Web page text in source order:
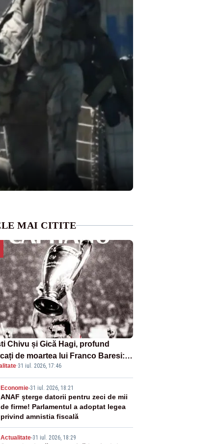
MAI CITITE
Chivu și Gică Hagi, profund
de moartea lui Franco Baresi:
a fotbalului mondial”
·31 iul. 2026, 17:46
Economie-31 iul. 2026, 18:21
ANAF șterge datorii pentru zeci de mii
de firme! Parlamentul a adoptat legea
privind amnistia fiscală
Actualitate-31 iul. 2026, 18:29